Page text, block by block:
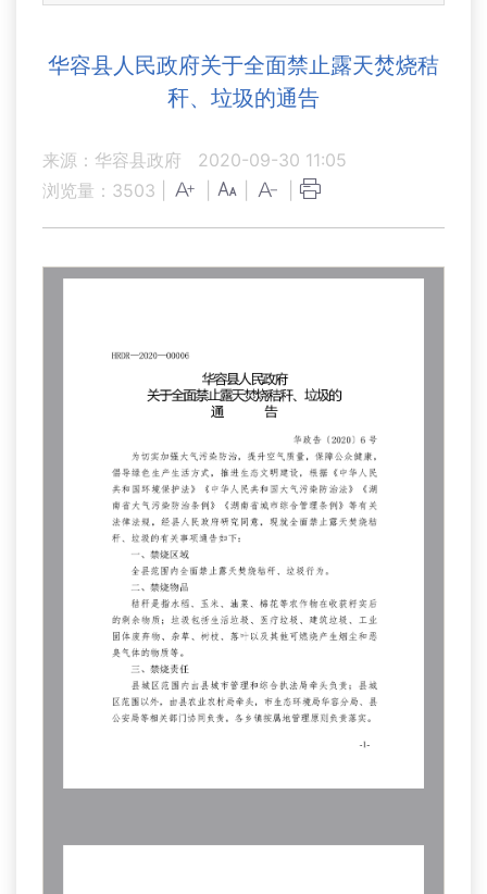
华容县人民政府关于全面禁止露天焚烧秸
秆、垃圾的通告
来源：华容县政府
2020-09-30 11:05
浏览量： 3503